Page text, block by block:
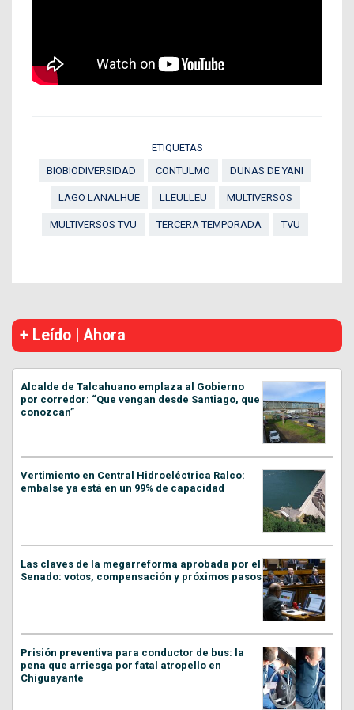
ETIQUETAS
BIOBIODIVERSIDAD
CONTULMO DUNAS DE YANI
LAGO LANALHUE LLEULLEU MULTIVERSOS
MULTIVERSOS TVU TERCERA TEMPORADA TVU
+ Leído | Ahora
Alcalde de Talcahuano emplaza al Gobierno
por corredor: “Que vengan desde Santiago, que
conozcan”
Vertimiento en Central Hidroeléctrica Ralco:
embalse ya está en un 99% de capacidad
Las claves de la megarreforma aprobada por el
Senado: votos, compensación y próximos pasos
Prisión preventiva para conductor de bus: la
pena que arriesga por fatal atropello en
Chiguayante